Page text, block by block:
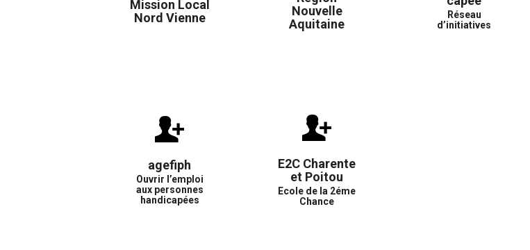
Mission Local
Nord Vienne
Nouvelle
Aquitaine
Réseau
d’initiatives
agefiph
Ouvrir l’emploi
aux personnes
handicapées
E2C Charente
et Poitou
Ecole de la 2éme
Chance